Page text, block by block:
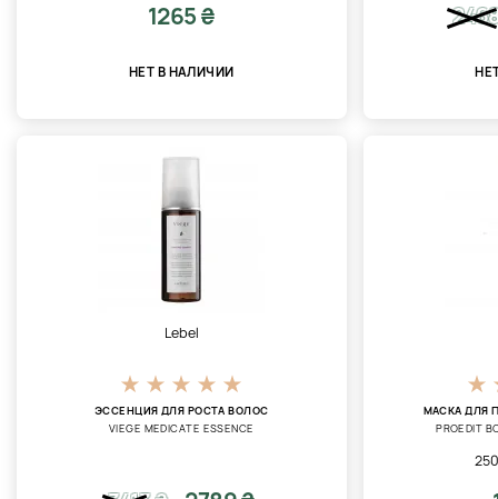
1265 ₴
НЕТ В НАЛИЧИИ
Lebel
ЭССЕНЦИЯ ДЛЯ РОСТА ВОЛОС
VIEGE MEDICATE ESSENCE
МАСКА ДЛЯ
PROEDIT